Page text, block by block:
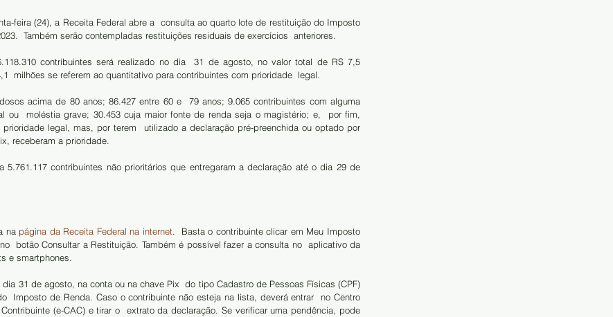
feira (24), a Receita Federal abre a  consulta ao quarto lote de restituição do Imposto
Também serão contempladas restituições residuais de exercícios  anteriores.
contribuintes será realizado no dia  31 de agosto, no valor total de RS 7,5
milhões se referem ao quantitativo para contribuintes com prioridade  legal.
acima de 80 anos; 86.427 entre 60 e  79 anos; 9.065 contribuintes com alguma
ou  moléstia grave; 30.453 cuja maior fonte de renda seja o magistério; e,  por fim,
prioridade legal, mas, por terem  utilizado a declaração pré-preenchida ou optado por
receberam a prioridade.
5.761.117 contribuintes não prioritários que entregaram a declaração até o dia 29 de
na página da Receita Federal na internet.  Basta o contribuinte clicar em Meu Imposto
botão Consultar a Restituição. Também é possível fazer a consulta no  aplicativo da
e smartphones.
31 de agosto, na conta ou na chave Pix  do tipo Cadastro de Pessoas Físicas (CPF)
Imposto de Renda. Caso o contribuinte não esteja na lista, deverá entrar  no Centro
(e-CAC) e tirar o  extrato da declaração. Se verificar uma pendência, pode